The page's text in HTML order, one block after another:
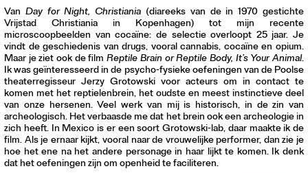
Van Day for Night, Christiania (diareeks van de in 1970 gestichte
Vrijstad Christiania in Kopenhagen) tot mijn recente
microscoopbeelden van cocaïne: de selectie overloopt 25 jaar. Je
vindt de geschiedenis van drugs, vooral cannabis, cocaïne en opium.
Maar je ziet ook de filmReptile Brain or Reptile Body, It’s Your Animal.
Ik was geïnteresseerd in de psycho-fysieke oefeningen van de Poolse
theaterregisseur Jerzy Grotowski voor acteurs om in contact te
komen met het reptielenbrein, het oudste en meest instinctieve deel
van onze hersenen. Veel werk van mij is historisch, in de zin van
archeologisch. Het verbaasde me dat het brein ook een archeologie in
zich heeft. In Mexico is er een soort Grotowski-lab, daar maakte ik de
film. Als je ernaar kijkt, vooral naar de vrouwelijke performer, dan zie je
hoe het ene na het andere personage in haar lijkt te komen. Ik denk
dat het oefeningen zijn om openheid te faciliteren.